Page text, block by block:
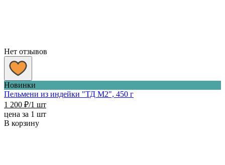
Нет отзывов
Новинки
Пельмени из индейки "ТД М2", 450 г
1 200 ₽/1 шт
цена за 1 шт
В корзину